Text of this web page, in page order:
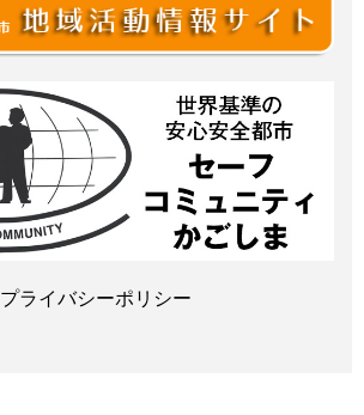
プライバシーポリシー